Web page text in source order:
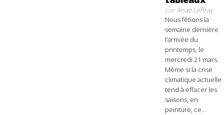
parAnaë Leffray
Nous fêtions la
semaine dernière
l’arrivée du
printemps, le
mercredi 21 mars.
Même si la crise
climatique actuelle
tend à effacer les
saisons, en
peinture, ce...